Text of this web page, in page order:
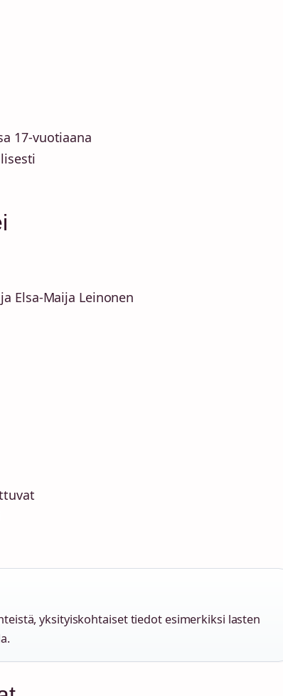
17-vuotiaana
Elsa-Maija Leinonen
yksityiskohtaiset tiedot esimerkiksi lasten